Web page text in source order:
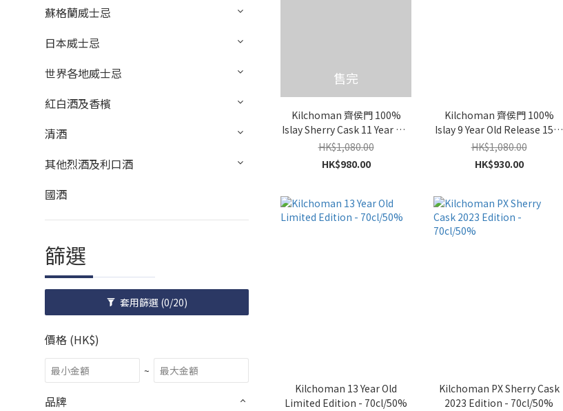
蘇格蘭威士忌
日本威士忌
世界各地威士忌
紅白酒及香檳
清酒
其他烈酒及利口酒
國酒
篩選
套用篩選 (0/20)
價格 (HK$)
~
品牌
售完
Kilchoman 齊侯門 100%
Islay Sherry Cask 11 Year Old
- 70cl/50%
HK$1,080.00
HK$980.00
Kilchoman 齊侯門 100%
Islay 9 Year Old Release 15th
Edition - 70cl/50%
HK$1,080.00
HK$930.00
Kilchoman 13 Year Old
Limited Edition - 70cl/50%
Kilchoman PX Sherry Cask
2023 Edition - 70cl/50%